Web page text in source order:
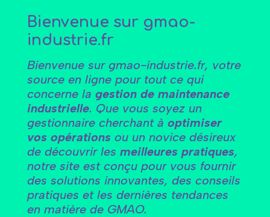
Bienvenue sur gmao-
industrie.fr
Bienvenue sur gmao-industrie.fr, votre
source en ligne pour tout ce qui
concerne la gestion de maintenance
industrielle. Que vous soyez un
gestionnaire cherchant à optimiser
vos opérations ou un novice désireux
de découvrir les meilleures pratiques,
notre site est conçu pour vous fournir
des solutions innovantes, des conseils
pratiques et les dernières tendances
en matière de GMAO.